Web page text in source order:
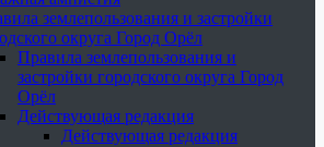
землепользования и застройки
округа Город Орёл
Правила землепользования и
застройки городского округа Город
Орёл
Действующая редакция
Действующая редакция